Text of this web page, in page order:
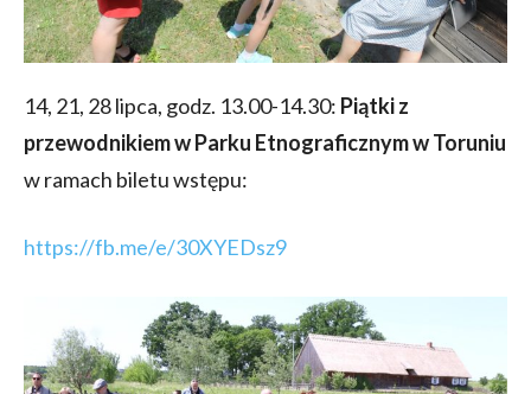
14, 21, 28 lipca, godz. 13.00-14.30: Piątki z
przewodnikiem w Parku Etnograficznym w Toruniu
w ramach biletu wstępu:
https://fb.me/e/30XYEDsz9